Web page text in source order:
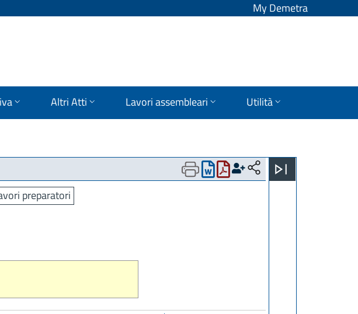
My Demetra
Altri Atti Lavori assembleari Utilità
preparatori